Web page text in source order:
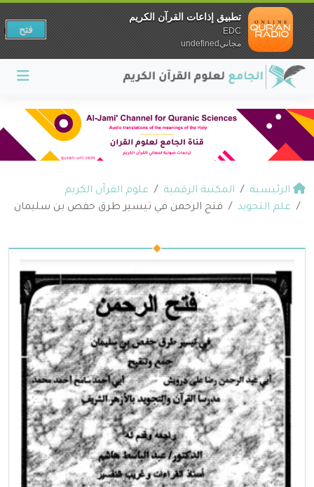
الرئيسية المكتبة الرقمية
علوم القرآن الكريم
علم التجويد
فتح الرحمن في تيسير طرق حفص بن سليمان
تطبيق إذاعات القرآن الكريم
EDC
مجانيundefined
فتح